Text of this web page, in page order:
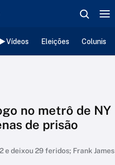
Vídeos Eleições
no metrô de NY
de prisão
e deixou 29 feridos; Frank James